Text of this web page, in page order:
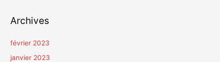
Archives
février 2023
janvier 2023